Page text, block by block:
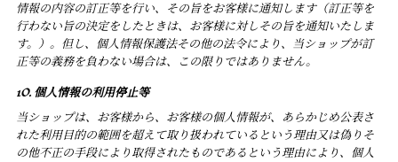
情報の内容の訂正等を行い、その旨をお客様に通知します（訂正等を
行わない旨の決定をしたときは、お客様に対しその旨を通知いたしま
す。）。但し、個人情報保護法その他の法令により、当ショップが訂
正等の義務を負わない場合は、この限りではありません。
10. 個人情報の利用停止等
当ショップは、お客様から、お客様の個人情報が、あらかじめ公表さ
れた利用目的の範囲を超えて取り扱われているという理由又は偽りそ
の他不正の手段により取得されたものであるという理由により、個人